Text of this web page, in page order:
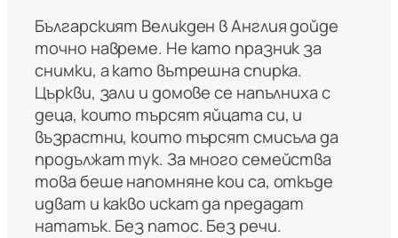
Българският Великден в Англия дойде
точно навреме. Не като празник за
снимки, а като вътрешна спирка.
Църкви, зали и домове се напълниха с
деца, които търсят яйцата си, и
възрастни, които търсят смисъла да
продължат тук. За много семейства
това беше напомняне кои са, откъде
идват и какво искат да предадат
нататък. Без патос. Без речи.